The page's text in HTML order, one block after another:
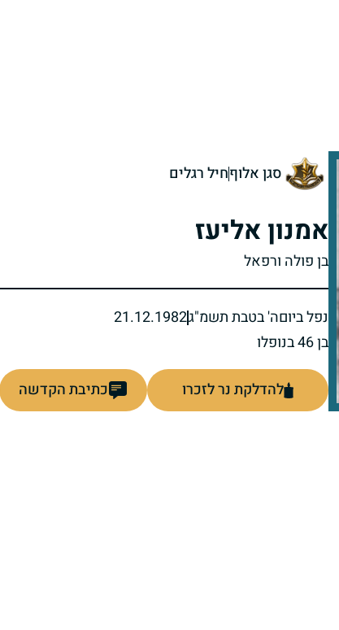
סגן אלוףחיל רגלים
אמנון אליעז
בן פולה ורפאל
נפל ביוםה' בטבת תשמ"ג21.12.1982
בן 46 בנופלו
להדלקת נר לזכרו כתיבת הקדשה